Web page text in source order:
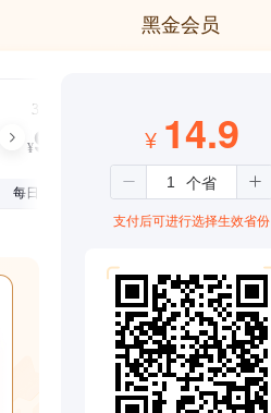
黑金会员
3个月
¥99
每日仅1.08元
¥ 14.9
支付后可进行选择生效省份